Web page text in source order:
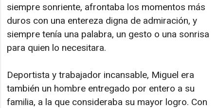
siempre sonriente, afrontaba los momentos más
duros con una entereza digna de admiración, y
siempre tenía una palabra, un gesto o una sonrisa
para quien lo necesitara.
Deportista y trabajador incansable, Miguel era
también un hombre entregado por entero a su
familia, a la que consideraba su mayor logro. Con